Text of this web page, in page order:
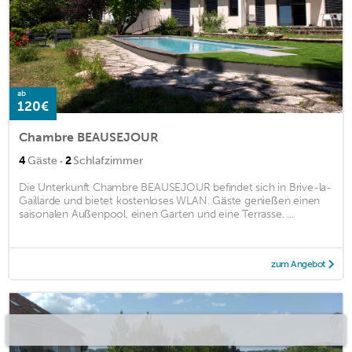
ab
120€
Chambre BEAUSEJOUR
4Gäste · 2Schlafzimmer
Die Unterkunft Chambre BEAUSEJOUR befindet sich in Brive-la-
Gaillarde und bietet kostenloses WLAN. Gäste genießen einen
saisonalen Außenpool, einen Garten und eine Terrasse. ...
zum Angebot